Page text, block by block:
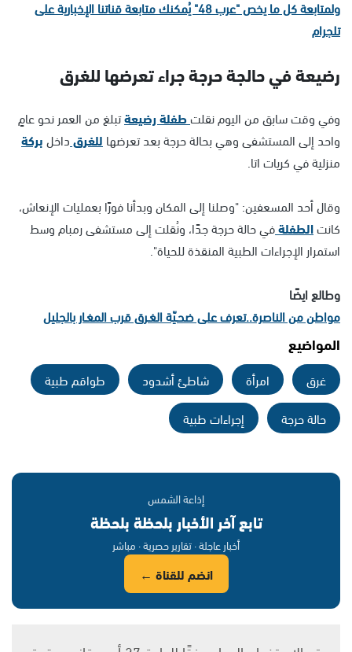
ولمتابعة كل ما يخص "عرب 48" يُمكنك متابعة قناتنا الإخبارية على
تلجرام
رضيعة في حالجة حرجة جراء تعرضها للغرق
وفي وقت سابق من اليوم نقلتطفلة رضيعةتبلغ من العمر نحو عامٍ
واحد إلى المستشفى وهي بحالة حرجة بعد تعرضها للغرقداخلبركة
منزلية في كريات اتا.
وقال أحد المسعفين: "وصلنا إلى المكان وبدأنا فورًا بعمليات الإنعاش،
كانتالطفلةفي حالة حرجة جدًا، ونُقلت إلى مستشفى رمبام وسط
استمرار الإجراءات الطبية المنقذة للحياة".
وطالع ايضًا
مواطن من الناصرة..تعرف على ضحـيّة الغـرق قرب المغـار بالجليل
المواضيع
غرق امرأة شاطئ أشدود
طواقم طبية
حالة حرجة
إجراءات طبية
إذاعة الشمس
تابع آخر الأخبار بلحظة بلحظة
أخبار عاجلة · تقارير حصرية · مباشر
انضم للقناة ←